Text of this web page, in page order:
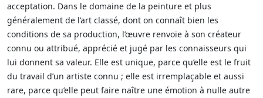
acceptation. Dans le domaine de la peinture et plus
généralement de l’art classé, dont on connaît bien les
conditions de sa production, l’œuvre renvoie à son créateur
connu ou attribué, apprécié et jugé par les connaisseurs qui
lui donnent sa valeur. Elle est unique, parce qu’elle est le fruit
du travail d’un artiste connu ; elle est irremplaçable et aussi
rare, parce qu’elle peut faire naître une émotion à nulle autre